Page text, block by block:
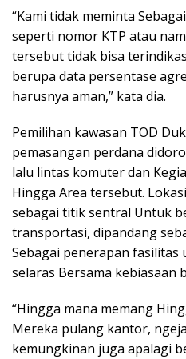
“Kami tidak meminta
seperti nomor KTP atau
tersebut tidak bisa
berupa data persentase
harusnya aman,” kata dia.
Pemilihan kawasan TOD
pemasangan perdana
lalu lintas komuter dan
Hingga Area tersebut.
sebagai titik sentral Untuk
transportasi, dipandang
Sebagai penerapan
selaras Bersama kebiasaan
“Hingga mana memang
Mereka pulang kantor,
kemungkinan juga apalagi